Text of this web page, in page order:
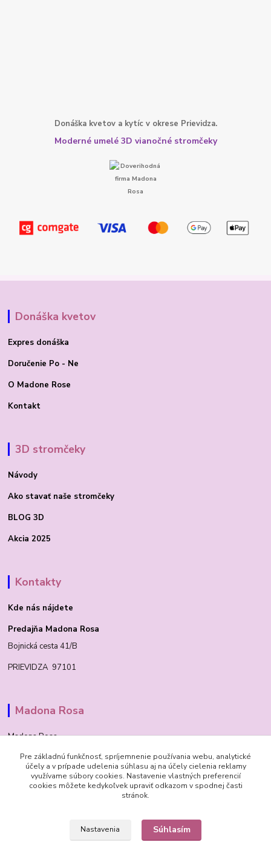
Donáška kvetov a kytíc v okrese Prievidza.
Moderné umelé 3D vianočné stromčeky
Donáška kvetov
Expres donáška
Doručenie Po - Ne
O Madone Rose
Kontakt
3D stromčeky
Návody
Ako stavať naše stromčeky
BLOG 3D
Akcia 2025
Kontakty
Kde nás nájdete
Predajňa Madona Rosa
Bojnická cesta 41/B
PRIEVIDZA 97101
Madona Rosa
Madona Rosa
Richard
+421 905 276 211
Pre základnú funkčnosť, spríjemnenie používania webu, analytické
účely a v prípade udelenia súhlasu aj na účely cielenia reklamy
využívame súbory cookies. Nastavenie vlastných preferencií
cookies môžete kedykoľvek upraviť odkazom v spodnej časti
stránok.
Nastavenia Súhlasím